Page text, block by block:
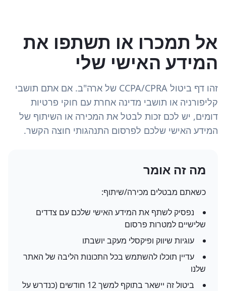
אל תמכרו או תשתפו את
המידע האישי שלי
זהו דף ביטול CCPA/CPRA של ארה"ב. אם אתם תושבי
קליפורניה או תושבי מדינה אחרת עם חוקי פרטיות
דומים, יש לכם זכות לבטל את המכירה או השיתוף של
המידע האישי שלכם לפרסום התנהגותי חוצה הקשר.
מה זה אומר
כשאתם מבטלים מכירה/שיתוף:
נפסיק לשתף את המידע האישי שלכם עם צדדים
שלישיים למטרות פרסום
עוגיות שיווק ופיקסלי מעקב יושבתו
עדיין תוכלו להשתמש בכל התכונות הליבה של האתר
שלנו
ביטול זה יישאר בתוקף למשך 12 חודשים (כנדרש על